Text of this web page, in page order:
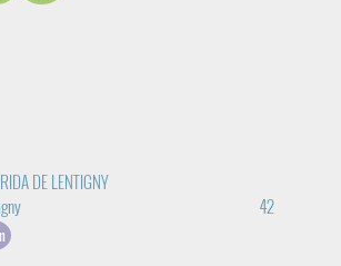
DE LENTIGNY
42